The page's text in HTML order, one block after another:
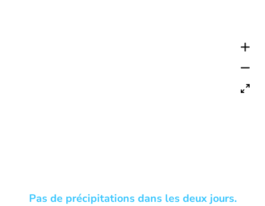
Pas de précipitations dans les deux jours.